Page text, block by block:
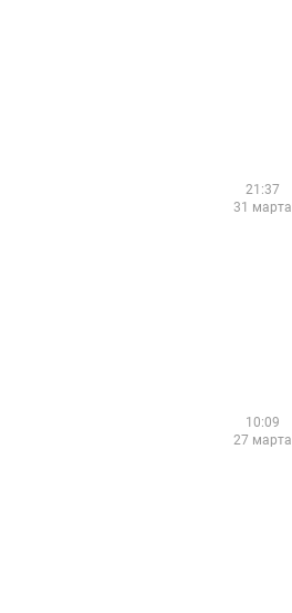
21:37
31 марта
10:09
27 марта